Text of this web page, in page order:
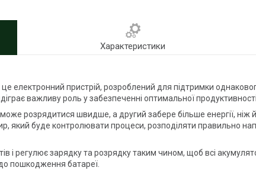
Характеристики
електронний пристрій, розроблений для підтримки
важливу роль у забезпеченні оптимальної
розрядитися швидше, а другий забере більше енергії,
який буде контролювати процеси, розподіляти правильно
і регулює зарядку та розрядку таким чином, щоб всі
пошкодження батареї.